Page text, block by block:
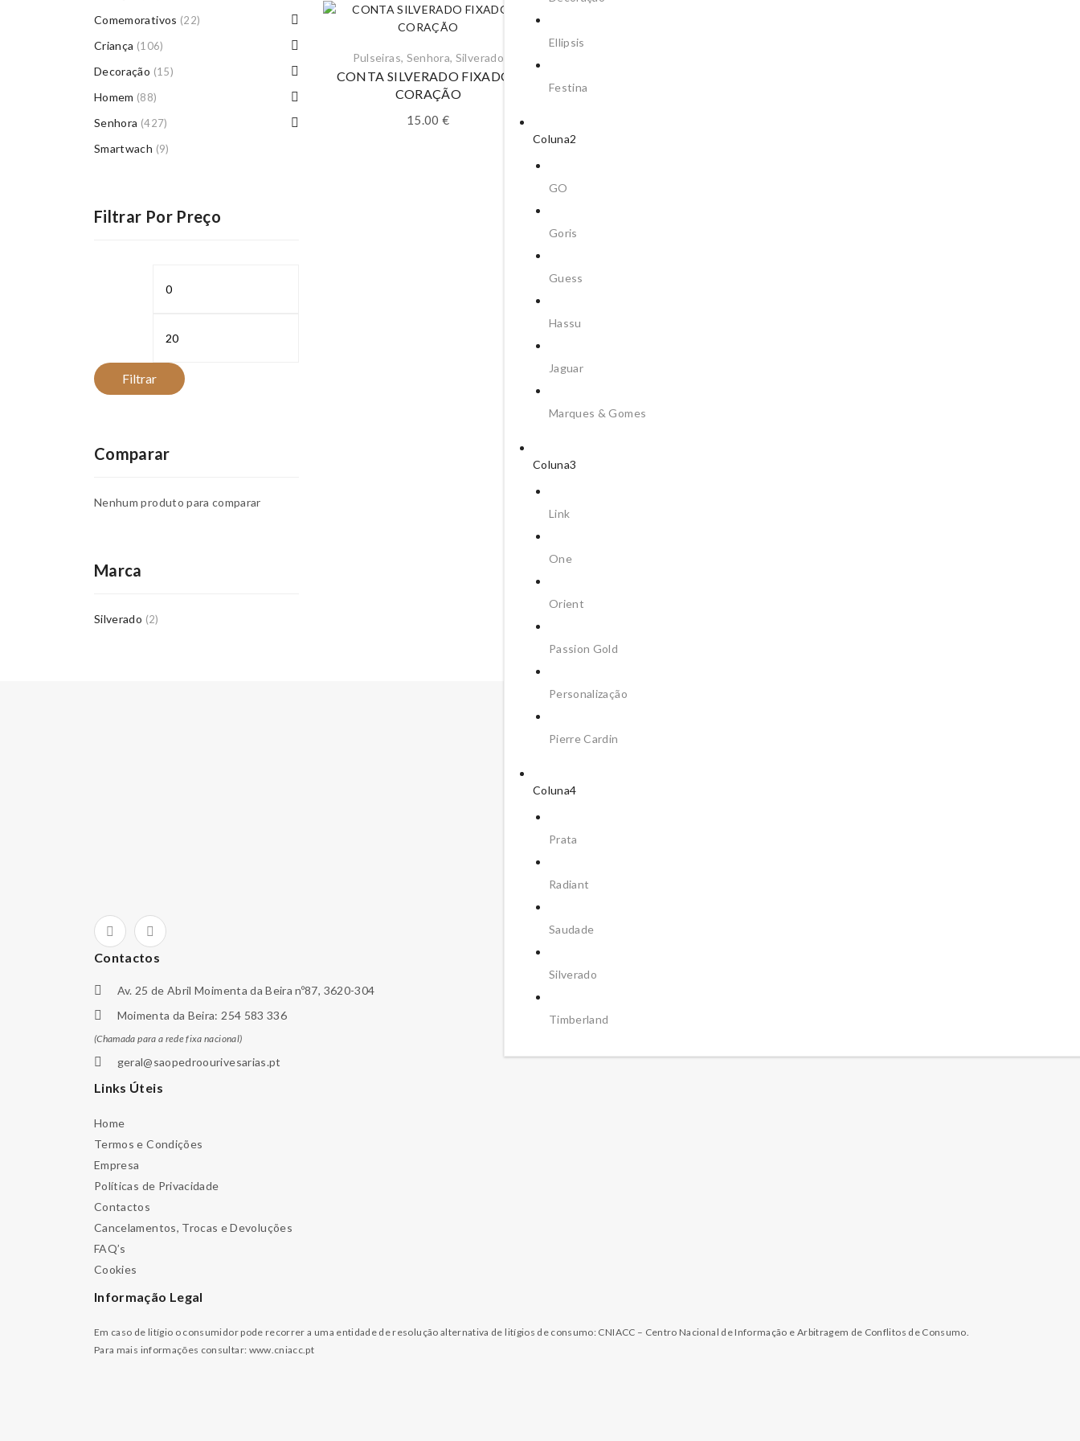
Ellipsis
Festina
Coluna2
GO
Goris
Guess
Hassu
Jaguar
Marques & Gomes
Coluna3
Link
One
Orient
Passion Gold
Personalização
Pierre Cardin
Coluna4
Prata
Radiant
Saudade
Silverado
Timberland
Pulseiras, Senhora, Silverado
CONTA SILVERADO FIXADOR
CORAÇÃO
15.00€
Comemorativos (22)
Criança (106)
Decoração (15)
Homem (88)
Senhora (427)
Smartwach (9)
Filtrar Por Preço
Filtrar
Comparar
Nenhum produto para comparar
Marca
Silverado (2)
Contactos
Av. 25 de Abril Moimenta da Beira nº87, 3620-304
Moimenta da Beira: 254 583 336
(Chamada para a rede fixa nacional)
geral@saopedroourivesarias.pt
Links Úteis
Home
Termos e Condições
Empresa
Políticas de Privacidade
Contactos
Cancelamentos, Trocas e Devoluções
FAQ’s
Cookies
Informação Legal
Em caso de litígio o consumidor pode recorrer a uma entidade de resolução alternativa de litígios de consumo: CNIACC – Centro Nacional de Informação e Arbitragem de Conflitos de Consumo.
Para mais informações consultar: www.cniacc.pt